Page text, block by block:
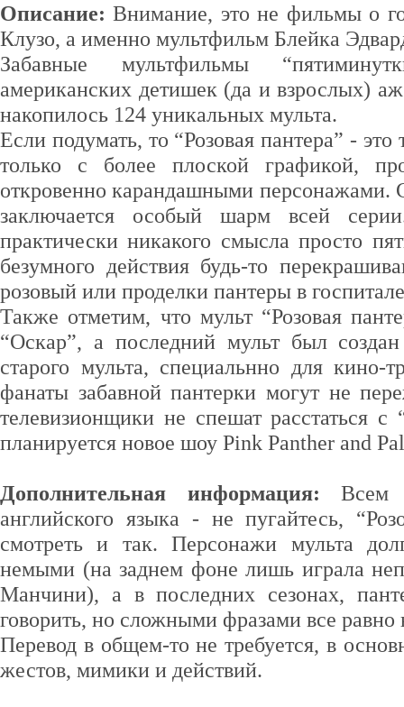
Описание: Внимание, это не фильмы о
Клузо, а именно мультфильм Блейка
Забавные мультфильмы
американских детишек (да и взрослых)
накопилось 124 уникальных мульта.
Если подумать, то “Розовая пантера” -
только с более плоской графикой,
откровенно карандашными персонажами.
заключается особый шарм всей
практически никакого смысла просто
безумного действия будь-то
розовый или проделки пантеры в
Также отметим, что мульт “Розовая
“Оскар”, а последний мульт был
старого мульта, специальнно для кино-
фанаты забавной пантерки могут не
телевизионщики не спешат расстаться
планируется новое шоу Pink Panther and
Дополнительная информация: Всем
английского языка - не пугайтесь,
смотреть и так. Персонажи мульта
немыми (на заднем фоне лишь играла
Манчини), а в последних сезонах,
говорить, но сложными фразами все равно
Перевод в общем-то не требуется, в
жестов, мимики и действий.